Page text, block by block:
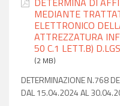
MEDIANTE
ELETTRONICO
ATTREZZATURA
50 C.1 LETT.B)
(2 MB)
DETERMINAZIONE N.768
DAL 15.04.2024 AL